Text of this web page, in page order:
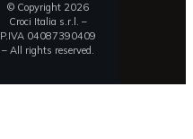
© Copyright 2026
Croci Italia s.r.l. –
P.IVA 04087390409
– All rights reserved.